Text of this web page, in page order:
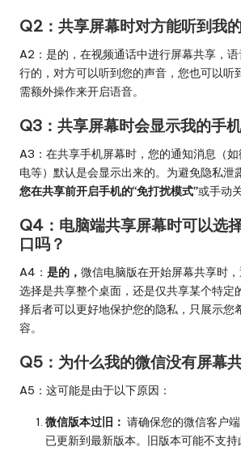
Q2：共享屏幕时对方能听到我
A2：是的，在视频通话中进行屏幕共享，
行的，对方可以听到您的声音，您也可以听
需额外操作来开启语音。
Q3：共享屏幕时会显示我的手
A3：在共享手机屏幕时，您的通知消息（
电等）默认是会显示出来的。为避免隐私泄
您在共享前开启手机的“免打扰模式”或手动
Q4：电脑端共享屏幕时可以选
口吗？
A4： 是的， 微信电脑版在开始屏幕共享时
选择是共享整个桌面，还是仅共享某个特定
择后者可以更好地保护您的隐私，只展示您
容。
Q5：为什么我的微信没有屏幕
A5：这可能是由于以下原因：
微信版本过旧： 请确保您的微信客户端
已更新到最新版本。旧版本可能不支持